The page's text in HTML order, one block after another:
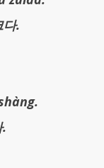
.